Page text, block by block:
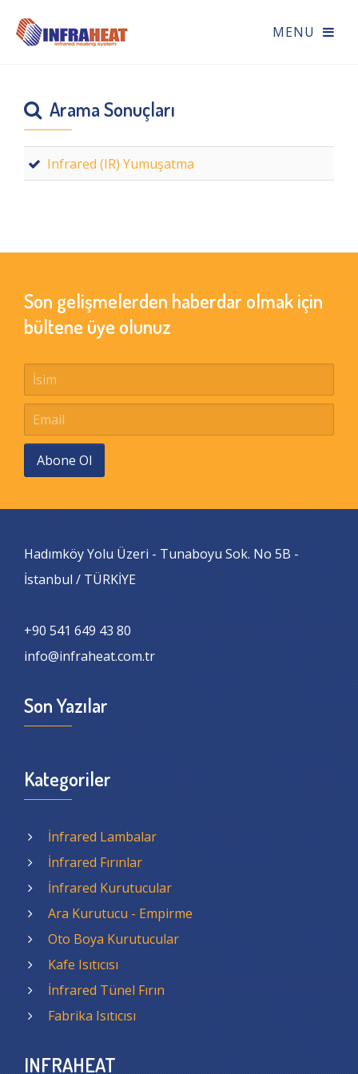
Arama Sonuçları
Infrared (IR) Yumuşatma
Son gelişmelerden haberdar olmak için
bültene üye olunuz
Abone Ol
Hadımköy Yolu Üzeri - Tunaboyu Sok. No 5B -
İstanbul / TÜRKİYE
+90 541 649 43 80
info@infraheat.com.tr
Son Yazılar
Kategoriler
İnfrared Lambalar
İnfrared Fırınlar
İnfrared Kurutucular
Ara Kurutucu - Empirme
Oto Boya Kurutucular
Kafe Isıtıcısı
İnfrared Tünel Fırın
Fabrika Isıtıcısı
INFRAHEAT